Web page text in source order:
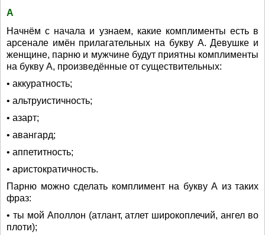
А
Начнём с начала и узнаем, какие комплименты есть в
арсенале имён прилагательных на букву А. Девушке и
женщине, парню и мужчине будут приятны комплименты
на букву А, произведённые от существительных:
• аккуратность;
• альтруистичность;
• азарт;
• авангард;
• аппетитность;
• аристократичность.
Парню можно сделать комплимент на букву А из таких
фраз:
• ты мой Аполлон (атлант, атлет широкоплечий, ангел во
плоти);